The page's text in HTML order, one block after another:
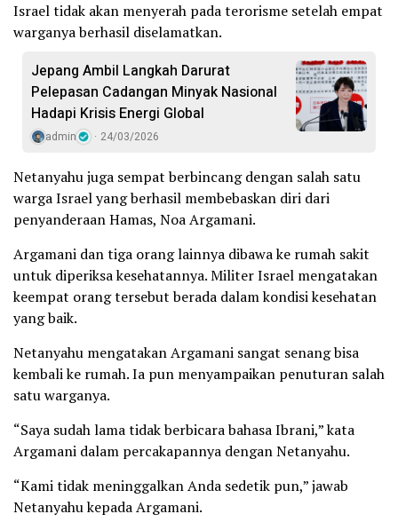
Israel tidak akan menyerah pada terorisme setelah empat
warganya berhasil diselamatkan.
Jepang Ambil Langkah Darurat
Pelepasan Cadangan Minyak Nasional
Hadapi Krisis Energi Global
admin 24/03/2026
Netanyahu juga sempat berbincang dengan salah satu
warga Israel yang berhasil membebaskan diri dari
penyanderaan Hamas, Noa Argamani.
Argamani dan tiga orang lainnya dibawa ke rumah sakit
untuk diperiksa kesehatannya. Militer Israel mengatakan
keempat orang tersebut berada dalam kondisi kesehatan
yang baik.
Netanyahu mengatakan Argamani sangat senang bisa
kembali ke rumah. Ia pun menyampaikan penuturan salah
satu warganya.
“Saya sudah lama tidak berbicara bahasa Ibrani,” kata
Argamani dalam percakapannya dengan Netanyahu.
“Kami tidak meninggalkan Anda sedetik pun,” jawab
Netanyahu kepada Argamani.